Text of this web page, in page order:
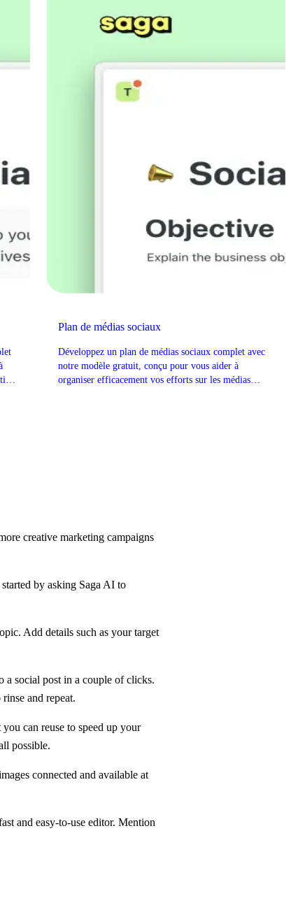
Plan de médias sociaux
Développez un plan de médias sociaux complet avec
notre modèle gratuit, conçu pour vous aider à
organiser efficacement vos efforts sur les médias
creative marketing campaigns
by asking Saga AI to
Add details such as your target
a social post in a couple of clicks.
and repeat.
can reuse to speed up your
possible.
connected and available at
and easy-to-use editor. Mention